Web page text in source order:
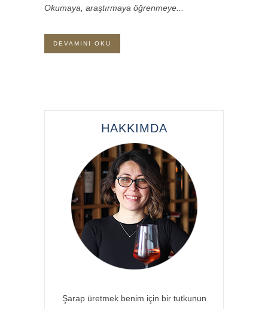
Okumaya, araştırmaya öğrenmeye...
DEVAMINI OKU
HAKKIMDA
Şarap üretmek benim için bir tutkunun